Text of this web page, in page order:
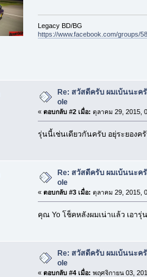
Legacy BD/BG
https://www.facebook.com/groups/
Re: สวัสดีครับ ผมเบ้นนะค
ole
« ตอบกลับ #2 เมื่อ: ตุลาคม 29, 2015,
รุ่นนี้เช่นเดียวกันครับ อยุ่ระยองค
Re: สวัสดีครับ ผมเบ้นนะค
ole
« ตอบกลับ #3 เมื่อ: ตุลาคม 29, 2015,
คุณ Yo โช็คหลังผมเน่าแล้ว เอารุ่
Re: สวัสดีครับ ผมเบ้นนะค
ole
« ตอบกลับ #4 เมื่อ: พฤศจิกายน 03,